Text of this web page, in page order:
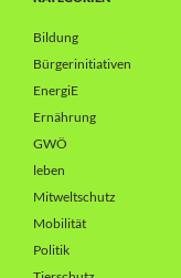
Bildung
Bürgerinitiativen
EnergiE
Ernährung
GWÖ
leben
Mitweltschutz
Mobilität
Politik